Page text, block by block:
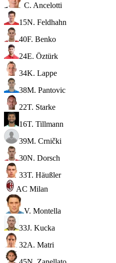
C. Ancelotti
15N. Feldhahn
40F. Benko
24E. Öztürk
34K. Lappe
38M. Pantovic
22T. Starke
16T. Tillmann
39M. Crnički
30N. Dorsch
33T. Häußler
AC Milan
V. Montella
33J. Kucka
32A. Matri